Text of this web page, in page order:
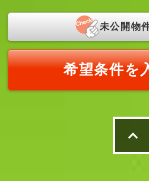
未公開物
希望条件を